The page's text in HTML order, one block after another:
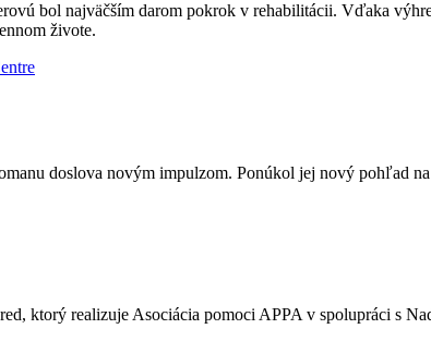
bol najväčším darom pokrok v rehabilitácii. Vďaka
živote.
doslova novým impulzom. Ponúkol jej nový pohľad
ktorý realizuje Asociácia pomoci APPA v spolupráci s